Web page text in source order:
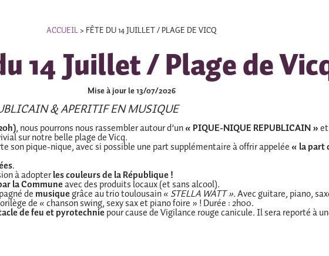
ACCUEIL> FÊTE DU 14 JUILLET / PLAGE DE VICQ
14 Juillet / Plage de
Mise à jour le 13/07/2026
& APERITIF EN MUSIQUE
, nous pourrons nous rassembler autour d’un« PIQUE-NIQUE REPUBLICAIN »et
sur notre belle plage de Vicq.
son pique-nique, avec si possible une part supplémentaire à offrir appelée « la part
.
à adopterlescouleurs de la République !
la Communeavec des produits locaux (et sans alcool).
de musiquegrâce au trio toulousain « STELLA WATT ». Avec guitare, piano,
de « chanson swing, sexy sax et piano foire » ! Durée : 2h00.
de feu et pyrotechniepour cause de Vigilance rouge canicule. Il sera reporté à